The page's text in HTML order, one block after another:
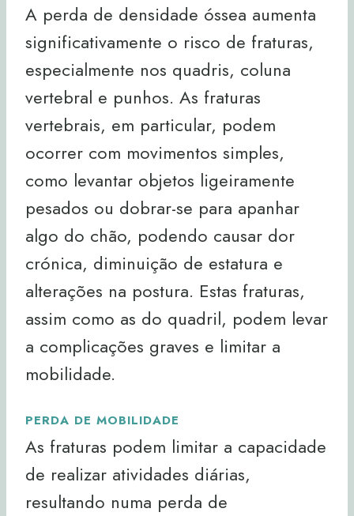
A perda de densidade óssea aumenta
significativamente o risco de fraturas,
especialmente nos quadris, coluna
vertebral e punhos. As fraturas
vertebrais, em particular, podem
ocorrer com movimentos simples,
como levantar objetos ligeiramente
pesados ou dobrar-se para apanhar
algo do chão, podendo causar dor
crónica, diminuição de estatura e
alterações na postura. Estas fraturas,
assim como as do quadril, podem levar
a complicações graves e limitar a
mobilidade.
PERDA DE MOBILIDADE
As fraturas podem limitar a capacidade
de realizar atividades diárias,
resultando numa perda de